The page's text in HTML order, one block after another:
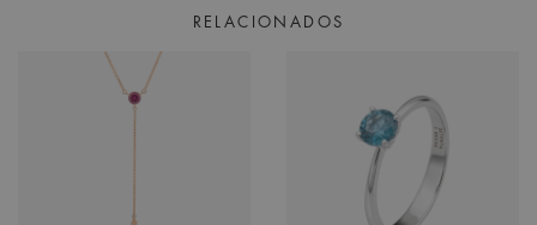
RELACIONADOS